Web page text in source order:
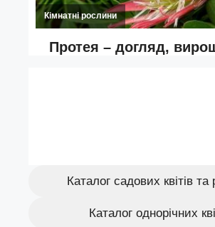
Каталог садових квітів
Каталог однорічних